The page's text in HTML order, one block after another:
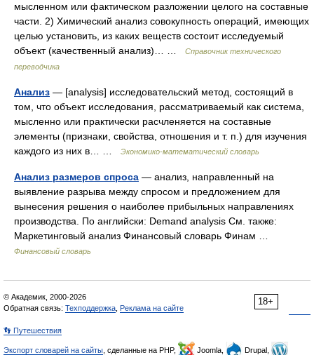
мысленном или фактическом разложении целого на составные
части. 2) Химический анализ совокупность операций, имеющих
целью установить, из каких веществ состоит исследуемый
объект (качественный анализ)… …
Справочник технического
переводчика
Анализ — [analysis] исследовательский метод, состоящий в
том, что объект исследования, рассматриваемый как система,
мысленно или практически расчленяется на составные
элементы (признаки, свойства, отношения и т. п.) для изучения
каждого из них в… …
Экономико-математический словарь
Анализ размеров спроса — анализ, направленный на
выявление разрыва между спросом и предложением для
вынесения решения о наиболее прибыльных направлениях
производства. По английски: Demand analysis См. также:
Маркетинговый анализ Финансовый словарь Финам …
Финансовый словарь
18+
© Академик, 2000-2026
Обратная связь: Техподдержка Реклама на сайте
👣 Путешествия
Экспорт словарей на сайты , сделанные на PHP, Joomla,
Drupal,